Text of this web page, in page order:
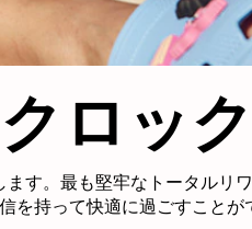
クロッ
す。最も堅牢なトータルリ
持って快適に過ごすことが